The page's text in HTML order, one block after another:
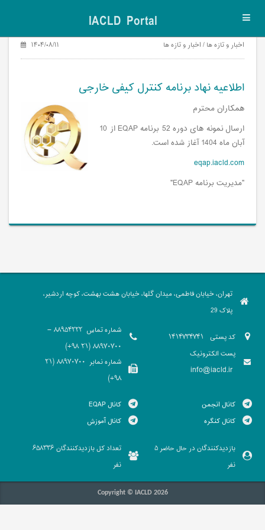
IACLD Portal
اخبار و تازه ها / اخبار و تازه ها ۱۴۰۴/۰۸/۱۱
اطلاعیه نهاد برنامه کنترل کیفی خارجی
همکاران محترم
ارسال نمونه های دوره 52 برنامه EQAP از 10
آبان ماه 1404 آغاز شده است.
eqap.iacld.com
"مدیریت برنامه EQAP"
تهران، خیابان فاطمی، میدان گلها، خیابان هشت بهشت، کوچه اردشیر،
پلاک 29
کد پستی
پست الکترونیک
info@iacld.ir
شماره تماس
88954222 -
88970700 (21 98+)
شماره نمابر
88970700 (21
98+)
کانال انجمن
کانال کنگره
کانال EQAP
کانال آموزش
بازدیدکنندگان در حال حاضر 5
نفر
تعداد کل بازدیدکنندگان 658336
نفر
Copyright © IACLD 2026